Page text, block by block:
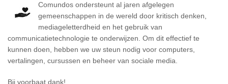
Comundos ondersteunt al jaren afgelegen
gemeenschappen in de wereld door kritisch denken,
mediageletterdheid en het gebruik van
communicatietechnologie te onderwijzen. Om dit effectief te
kunnen doen, hebben we uw steun nodig voor computers,
vertalingen, cursussen en beheer van sociale media.
Bij voorbaat dank!